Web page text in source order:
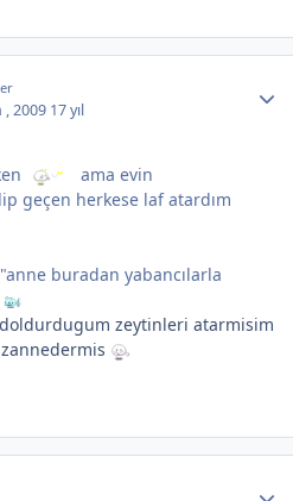
, 2009 17 yıl
ama evin
geçen herkese laf atardım
buradan yabancılarla
zeytinleri atarmisim